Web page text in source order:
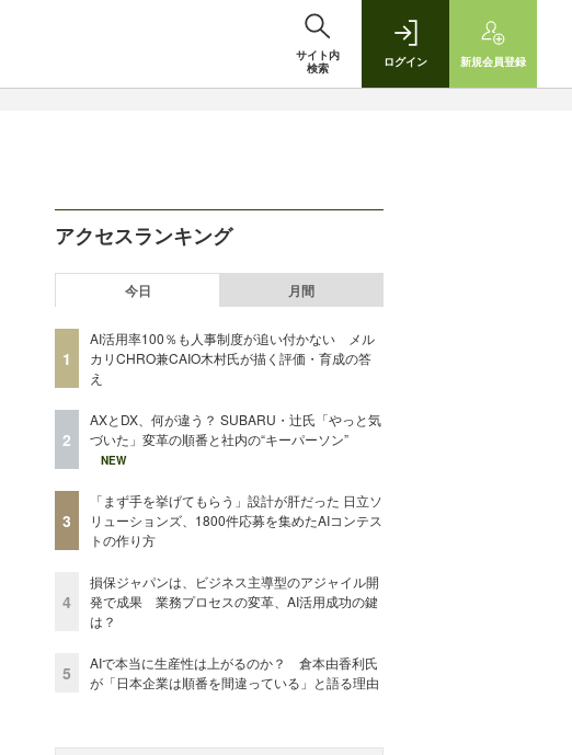
サイト内
検索
ログイン 新規会員登録
アクセスランキング
今日 月間
1
AI活用率100％も人事制度が追い付かない メル
カリCHRO兼CAIO木村氏が描く評価・育成の答
え
2
AXとDX、何が違う？ SUBARU・辻氏「やっと気
づいた」変革の順番と社内の“キーパーソン”
NEW
3
「まず手を挙げてもらう」設計が肝だった 日立ソ
リューションズ、1800件応募を集めたAIコンテス
トの作り方
4
損保ジャパンは、ビジネス主導型のアジャイル開
発で成果 業務プロセスの変革、AI活用成功の鍵
は？
5
AIで本当に生産性は上がるのか？ 倉本由香利氏
が「日本企業は順番を間違っている」と語る理由